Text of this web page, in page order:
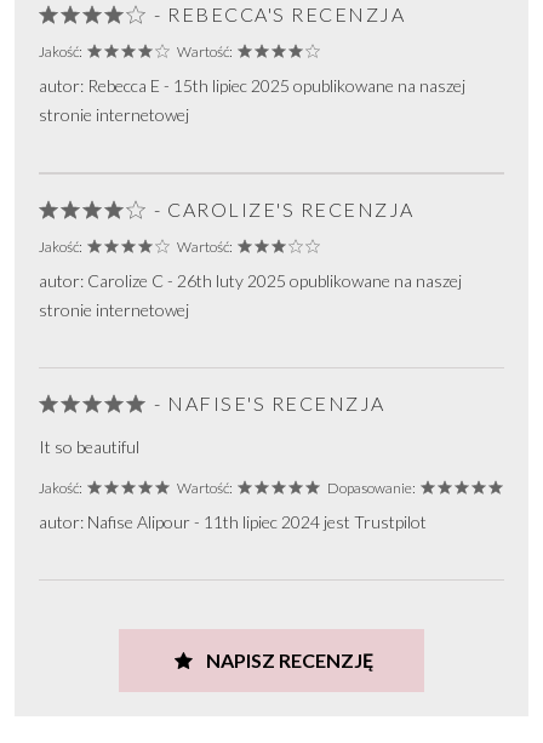
- REBECCA'S RECENZJA
Jakość: Wartość:
autor: Rebecca E - 15th lipiec 2025 opublikowane na naszej
stronie internetowej
- CAROLIZE'S RECENZJA
Jakość: Wartość:
autor: Carolize C - 26th luty 2025 opublikowane na naszej
stronie internetowej
- NAFISE'S RECENZJA
It so beautiful
Jakość: Wartość: Dopasowanie:
autor: Nafise Alipour - 11th lipiec 2024 jest Trustpilot
NAPISZ RECENZJĘ